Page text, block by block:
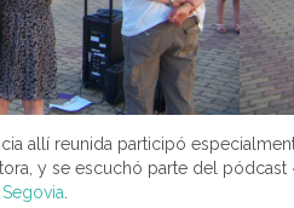
allí reunida participó
y se escuchó parte del pódcast